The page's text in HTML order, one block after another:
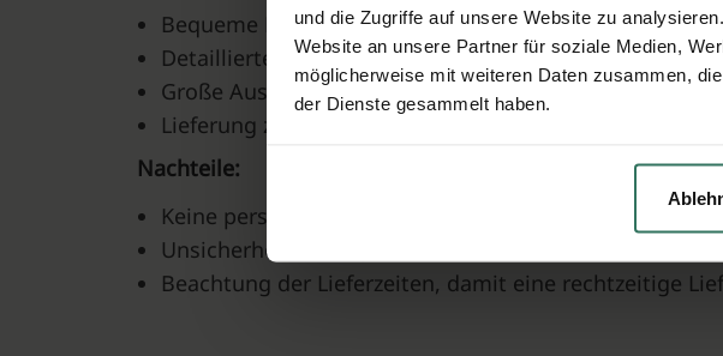
und die Zugriffe auf unsere Website zu
Website an unsere Partner für soziale Medien,
möglicherweise mit weiteren Daten zusammen,
der Dienste gesammelt haben.
Bequeme Bestellung
Detaillierte Produktbeschreibung inklusive Foto
Große Auswahl
Lieferung zum Bestattungsort
Nachteile:
Keine persönliche Beratung
Unsicherheit über Qualität
Beachtung der Lieferzeiten, damit eine rechtzeitige